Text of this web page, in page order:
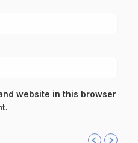
website in this browser